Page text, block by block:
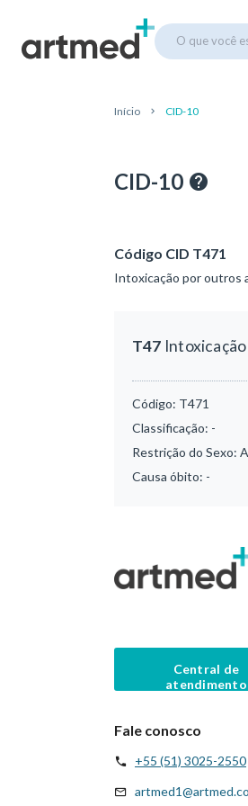
O que você
Início CID-10
CID-10
Código CID T471
Intoxicação por outros
T47
Código: T471
Classificação: -
Restrição do Sexo:
Causa óbito: -
Central de
atendimento
Fale conosco
+55 (51) 3025-2550